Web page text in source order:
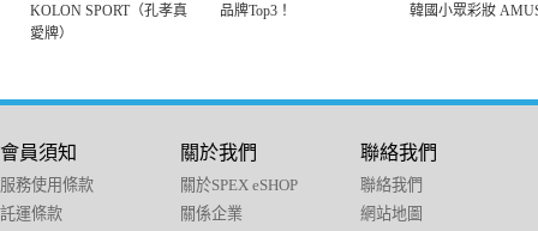
KOLON SPORT（孔孝真
愛牌）
品牌Top3！
韓國小眾彩妝
會員須知
服務使用條款
託運條款
關於我們
關於SPEX eSHOP
關係企業
聯絡我們
聯絡我們
網站地圖